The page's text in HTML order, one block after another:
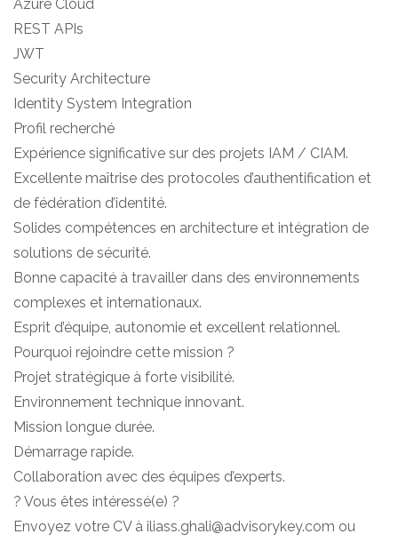
Azure Cloud
REST APIs
JWT
Security Architecture
Identity System Integration
Profil recherché
Expérience significative sur des projets IAM / CIAM.
Excellente maîtrise des protocoles d’authentification et
de fédération d’identité.
Solides compétences en architecture et intégration de
solutions de sécurité.
Bonne capacité à travailler dans des environnements
complexes et internationaux.
Esprit d’équipe, autonomie et excellent relationnel.
Pourquoi rejoindre cette mission ?
Projet stratégique à forte visibilité.
Environnement technique innovant.
Mission longue durée.
Démarrage rapide.
Collaboration avec des équipes d’experts.
? Vous êtes intéressé(e) ?
Envoyez votre CV à iliass.ghali@advisorykey.com ou